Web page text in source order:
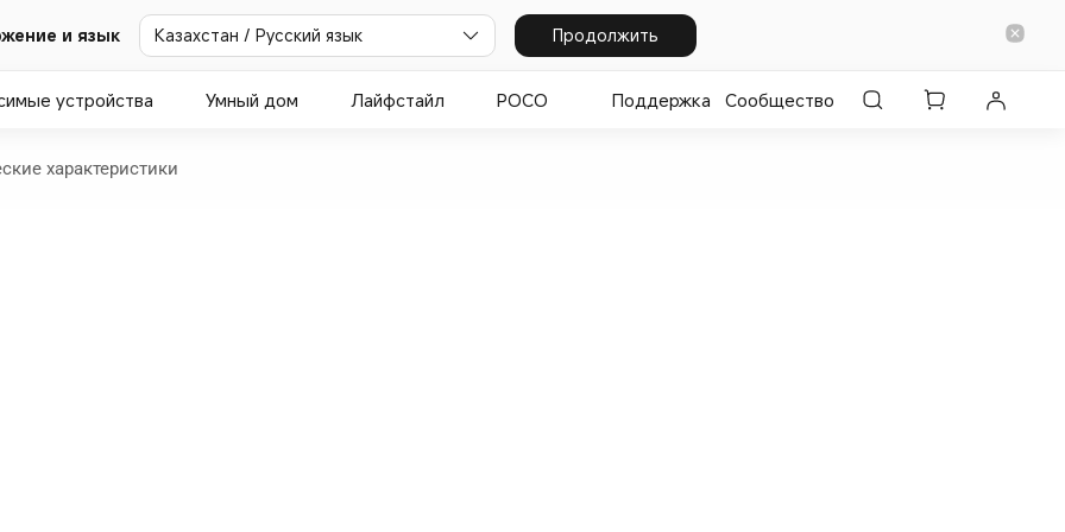
и язык Казахстан / Русский язык Продолжить
устройства Умный дом Лайфстайл POCO Поддержка Сообщество
характеристики